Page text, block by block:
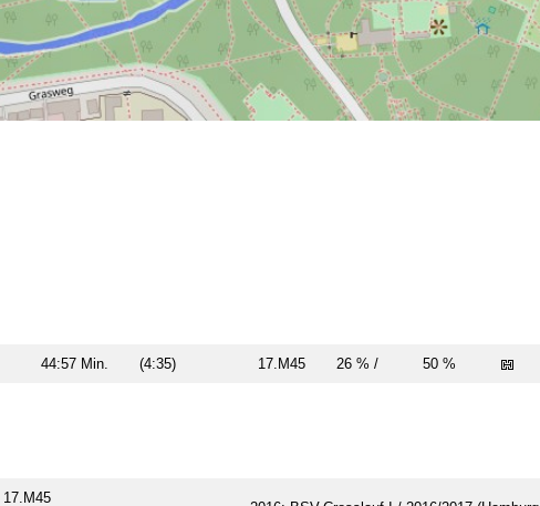
44:57 Min. (4:35) 17.M45 26 % / 50 %
17.M45